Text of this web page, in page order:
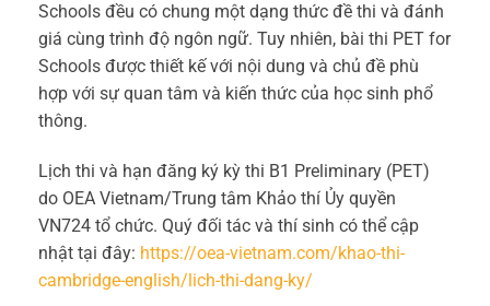
Schools đều có chung một dạng thức đề thi và đánh
giá cùng trình độ ngôn ngữ. Tuy nhiên, bài thi PET for
Schools được thiết kế với nội dung và chủ đề phù
hợp với sự quan tâm và kiến thức của học sinh phổ
thông.
Lịch thi và hạn đăng ký kỳ thi B1 Preliminary (PET)
do OEA Vietnam/Trung tâm Khảo thí Ủy quyền
VN724 tổ chức. Quý đối tác và thí sinh có thể cập
nhật tại đây: https://oea-vietnam.com/khao-thi-
cambridge-english/lich-thi-dang-ky/